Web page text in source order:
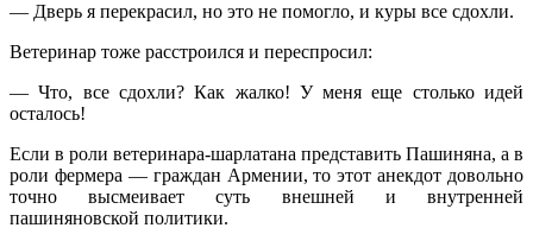
— Дверь я перекрасил, но это не помогло, и куры все сдохли.
Ветеринар тоже расстроился и переспросил:
— Что, все сдохли? Как жалко! У меня еще столько идей
осталось!
Если в роли ветеринара-шарлатана представить Пашиняна, а в
роли фермера — граждан Армении, то этот анекдот довольно
точно высмеивает суть внешней и внутренней
пашиняновской политики.